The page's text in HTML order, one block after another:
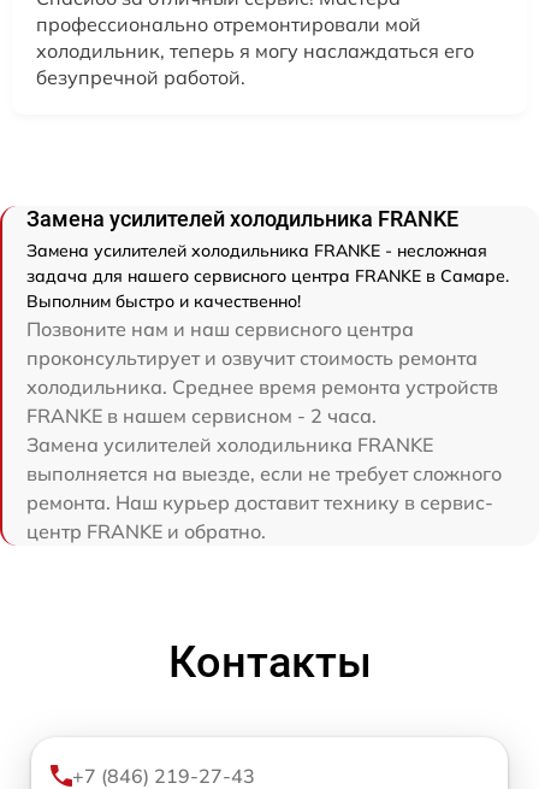
профессионально отремонтировали мой
холодильник, теперь я могу наслаждаться его
безупречной работой.
Замена усилителей холодильника FRANKE
Замена усилителей холодильника FRANKE - несложная
задача для нашего сервисного центра FRANKE в Самаре.
Выполним быстро и качественно!
Позвоните нам и наш сервисного центра
проконсультирует и озвучит стоимость ремонта
холодильника. Среднее время ремонта устройств
FRANKE в нашем сервисном - 2 часа.
Замена усилителей холодильника FRANKE
выполняется на выезде, если не требует сложного
ремонта. Наш курьер доставит технику в сервис-
центр FRANKE и обратно.
Контакты
+7 (846) 219-27-43